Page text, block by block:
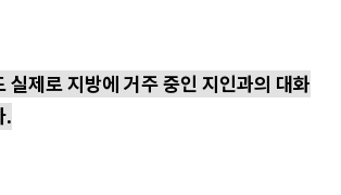
실제로 지방에 거주 중인 지인과의 대화
.